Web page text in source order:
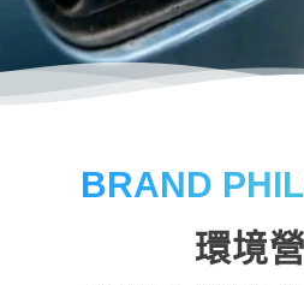
BRAND
環境